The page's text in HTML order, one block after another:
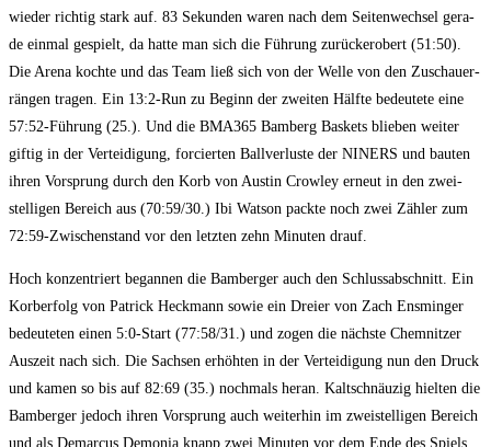
wie­der rich­tig stark auf. 83 Sekun­den waren nach dem Sei­ten­wech­sel gera­
de ein­mal gespielt, da hat­te man sich die Füh­rung zurück­er­obert (51:50).
Die Are­na koch­te und das Team ließ sich von der Wel­le von den Zuschau­er­
rän­gen tra­gen. Ein 13:2‑Run zu Beginn der zwei­ten Hälf­te bedeu­te­te eine
57:52-Führung (25.). Und die BMA365 Bam­berg Bas­kets blie­ben wei­ter
gif­tig in der Ver­tei­di­gung, for­cier­ten Ball­ver­lus­te der NINERS und bau­ten
ihren Vor­sprung durch den Korb von Aus­tin Crow­ley erneut in den zwei­
stel­li­gen Bereich aus (70:59/30.) Ibi Wat­son pack­te noch zwei Zäh­ler zum
72:59-Zwischenstand vor den letz­ten zehn Minu­ten drauf.
Hoch kon­zen­triert began­nen die Bam­ber­ger auch den Schluss­ab­schnitt. Ein
Korb­er­folg von Patrick Heck­mann sowie ein Drei­er von Zach Ens­min­ger
bedeu­te­ten einen 5:0‑Start (77:58/31.) und zogen die nächs­te Chem­nit­zer
Aus­zeit nach sich. Die Sach­sen erhöh­ten in der Ver­tei­di­gung nun den Druck
und kamen so bis auf 82:69 (35.) noch­mals her­an. Kalt­schnäu­zig hiel­ten die
Bam­ber­ger jedoch ihren Vor­sprung auch wei­ter­hin im zwei­stel­li­gen Bereich
und als Demar­cus Demo­nia knapp zwei Minu­ten vor dem Ende des Spiels